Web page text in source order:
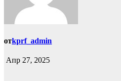
отkprf_admin
Апр 27, 2025